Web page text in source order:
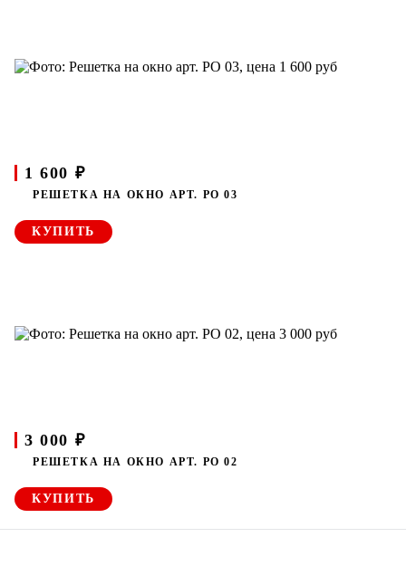
1 600 ₽
РЕШЕТКА НА ОКНО АРТ. РО 03
КУПИТЬ
3 000 ₽
РЕШЕТКА НА ОКНО АРТ. РО 02
КУПИТЬ